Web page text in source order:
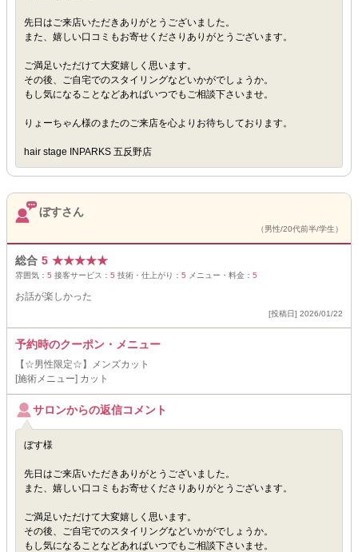
先日はご来店いただきありがとうございました。
また、嬉しい口コミもお寄せくださりありがとうございます。
ご満足いただけて大変嬉しく思います。
その後、ご自宅でのスタイリングなどいかがでしょうか。
もし気になることなどあればいつでもご相談下さいませ。
りょーちゃん様のまたのご来店を心よりお待ちしております。
hair stage INPARKS 五反野店
ぼすさん
（男性/20代前半/学生）
総合 5 ★★★★★
雰囲気： 5 接客サービス： 5 技術・仕上がり： 5 メニュー・料金： 5
お話が楽しかった
[投稿日] 2026/01/22
予約時のクーポン・メニュー
【☆男性限定☆】メンズカット
[施術メニュー] カット
サロンからの返信コメント
ぼす様
先日はご来店いただきありがとうございました。
また、嬉しい口コミもお寄せくださりありがとうございます。
ご満足いただけて大変嬉しく思います。
その後、ご自宅でのスタイリングなどいかがでしょうか。
もし気になることなどあればいつでもご相談下さいませ。